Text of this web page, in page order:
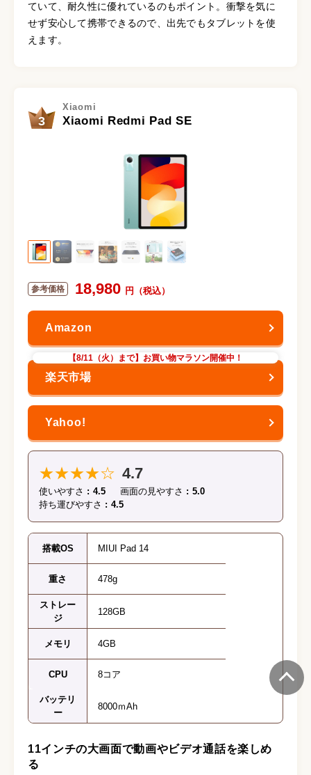
ていて、耐久性に優れているのもポイント。衝撃を気に
せず安心して携帯できるので、出先でもタブレットを使
えます。
3
Xiaomi
Xiaomi Redmi Pad SE
18,980
【8/11（火）まで】お買い物マラソン開催中！
★★★★☆ 4.7
使いやすさ 4.5 画面の見やすさ
5.0
持ち運びやすさ
4.5
搭載OS MIUI Pad 14
重さ 478g
ストレー
ジ
128GB
メモリ 4GB
CPU 8コア
バッテリ
ー
8000ｍAh
11インチの大画面で動画やビデオ通話を楽しめ
る